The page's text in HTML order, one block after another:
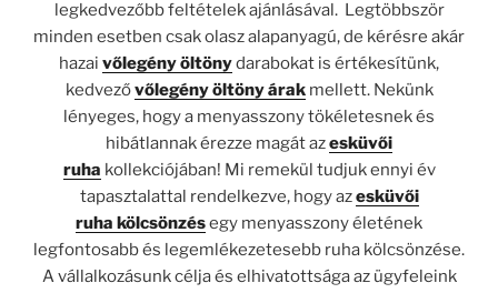
legkedvezőbb feltételek ajánlásával. Legtöbbször
minden esetben csak olasz alapanyagú, de kérésre akár
hazai vőlegény öltönydarabokat is értékesítünk,
kedvezővőlegény öltöny árakmellett. Nekünk
lényeges, hogy a menyasszony tökéletesnek és
hibátlannak érezze magát azesküvői
ruha kollekciójában! Mi remekül tudjuk ennyi év
tapasztalattal rendelkezve, hogy azesküvői
ruha kölcsönzésegy menyasszony életének
legfontosabb és legemlékezetesebb ruha kölcsönzése.
A vállalkozásunk célja és elhivatottsága az ügyfeleink